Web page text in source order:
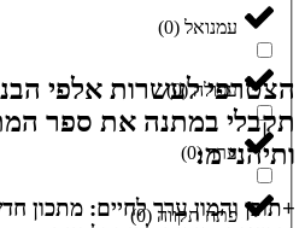
עמנואל (
0
)
עפולה(
0
)
ערד(
0
)
פתח תקווה (
0
)
הצטרפי לעשרות אלפי
תקבלי במתנה את ספר
ותיהני מ:
+תוכן והמון ערך לחיים: מתכון